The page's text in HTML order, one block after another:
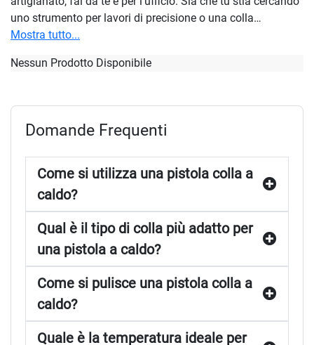
uno strumento per lavori di precisione o una colla
resistente per materiali diversi, siamo qui per aiutarti. Le
e duratura su una vasta gamma di materiali, tra cui carta,
tue esigenze di incollaggio, puoi contare sulla nostra
qualità e prestazioni affidabili. Esplora la nostra gamma
tuoi progetti con successo.
Mostra tutto...
Nessun Prodotto Disponibile
Domande Frequenti
Come si utilizza una pistola colla a
caldo?
Qual è il tipo di colla più adatto per
una pistola a caldo?
Come si pulisce una pistola colla a
caldo?
Quale è la temperatura ideale per